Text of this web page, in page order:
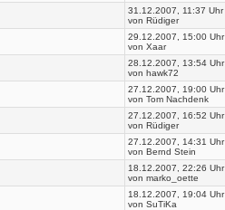
31.12.2007, 11:37 Uhr
von Rüdiger
29.12.2007, 15:00 Uhr
von Xaar
28.12.2007, 13:54 Uhr
von hawk72
27.12.2007, 19:00 Uhr
von Tom Nachdenk
27.12.2007, 16:52 Uhr
von Rüdiger
27.12.2007, 14:31 Uhr
von Bernd Stein
18.12.2007, 22:26 Uhr
von marko_oette
18.12.2007, 19:04 Uhr
von SuTiKa